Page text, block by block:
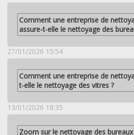
Comment une entreprise de
assure-t-elle le nettoyage des
27/01/2026 15:54
Comment une entreprise de
t-elle le nettoyage des vitres ?
13/01/2026 18:35
Zoom sur le nettoyage des